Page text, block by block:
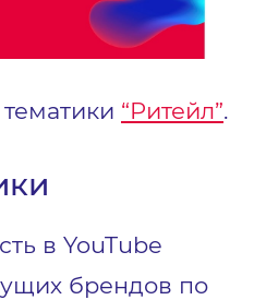
“Ритейл”.
в YouTube
брендов по